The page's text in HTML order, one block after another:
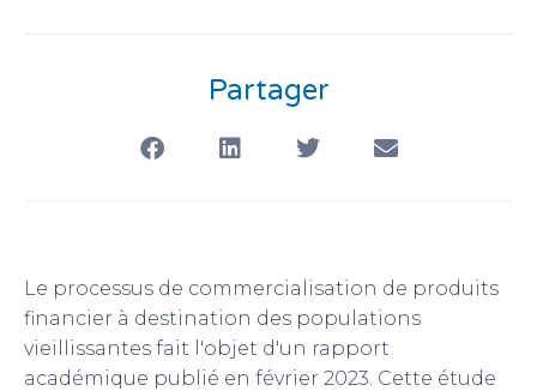
Partager
Le processus de commercialisation de produits
financier à destination des populations
vieillissantes fait l'objet d'un rapport
académique publié en février 2023. Cette étude